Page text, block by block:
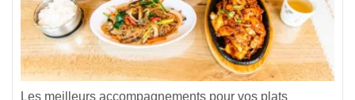
Les meilleurs accompagnements pour vos plats